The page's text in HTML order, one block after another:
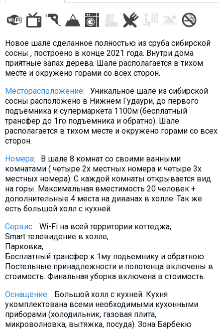
Новое шале сделанное полностью из сруба сибирской
сосны , построено в конце 2021 года. Внутри дома
приятные запах дерева. Шале располагается в тихом
месте и окружено горами со всех сторон.
Месторасположение:
Уникальное шале из сибирской
сосны расположено в Нижнем Гудаури, до первого
подъёмника и супермаркета 1100м (бесплатный
трансфер до 1го подъёмника и обратно). Шале
располагается в тихом месте и окружено горами со всех
сторон.
Номера:
В шале 8 комнат со своими ванными
комнатами ( четыре 2х местных номера и четыре 3х
местных номера). С каждой комнаты открывается вид
на горы. Максимальная вместимость 20 человек +
дополнительные 4 места на диванах в холле. Так же
есть большой холл с кухней.
Сервис:
Wi-Fi на всей территории коттеджа;
Smart телевидение в холле;
Парковка;
Бесплатный трансфер к 1му подьемнику и обратною.
Постельные принадлежности и полотенца включены в
стоимость. Финальная уборка включена в стоимость.
Оснащение:
Большой холл с кухней. Кухня
укомплектована всеми необходимыми кухонными
приборами (холодильник, газовая плита,
микроволновка, вытяжка, посуда). Зона Барбекю
Казбеги
Другое
ГРУЗИЯ
О Грузии
Визы и Документы
Что пить?
Деньги
Галерея
Отчеты
Безопасность